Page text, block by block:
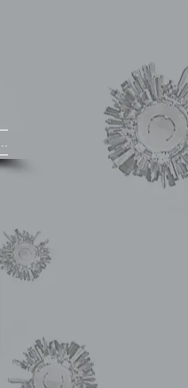
Постоянно обновляемый